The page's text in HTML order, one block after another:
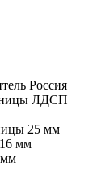
Россия
ЛДСП
25 мм
16 мм